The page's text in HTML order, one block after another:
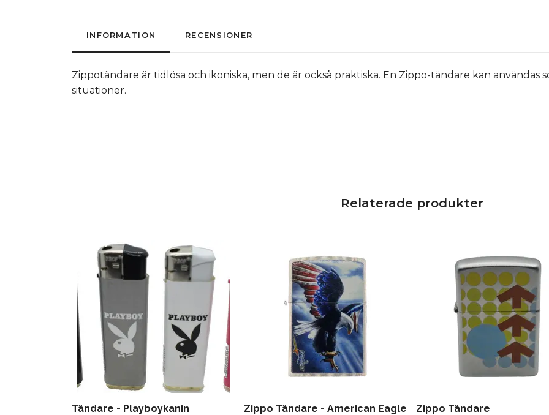
INFORMATION RECENSIONER
Zippotändare är tidlösa och ikoniska, men de är också praktiska. En Zippo-tändare kan användas
situationer.
Tändare - Playboykanin
Zippo Tändare - American Eagle
Zippo Tändare